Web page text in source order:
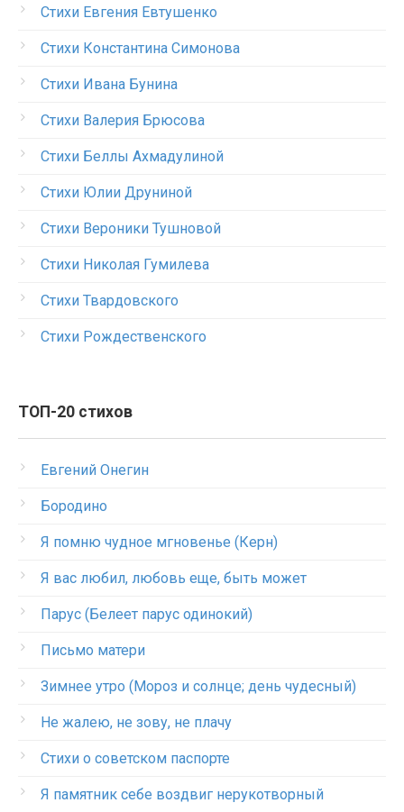
Стихи Евгения Евтушенко
Стихи Константина Симонова
Стихи Ивана Бунина
Стихи Валерия Брюсова
Стихи Беллы Ахмадулиной
Стихи Юлии Друниной
Стихи Вероники Тушновой
Стихи Николая Гумилева
Стихи Твардовского
Стихи Рождественского
ТОП-20 стихов
Евгений Онегин
Бородино
Я помню чудное мгновенье (Керн)
Я вас любил, любовь еще, быть может
Парус (Белеет парус одинокий)
Письмо матери
Зимнее утро (Мороз и солнце; день чудесный)
Не жалею, не зову, не плачу
Стихи о советском паспорте
Я памятник себе воздвиг нерукотворный